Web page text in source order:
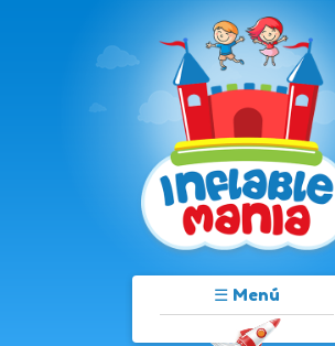
☰ Menú